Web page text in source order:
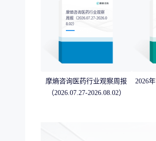
摩熵咨询医药行业观察
周报（2026.07.27-2026.0
8.02）
摩熵咨询医药行业观察周报
（2026.07.27-2026.08.02）
2026